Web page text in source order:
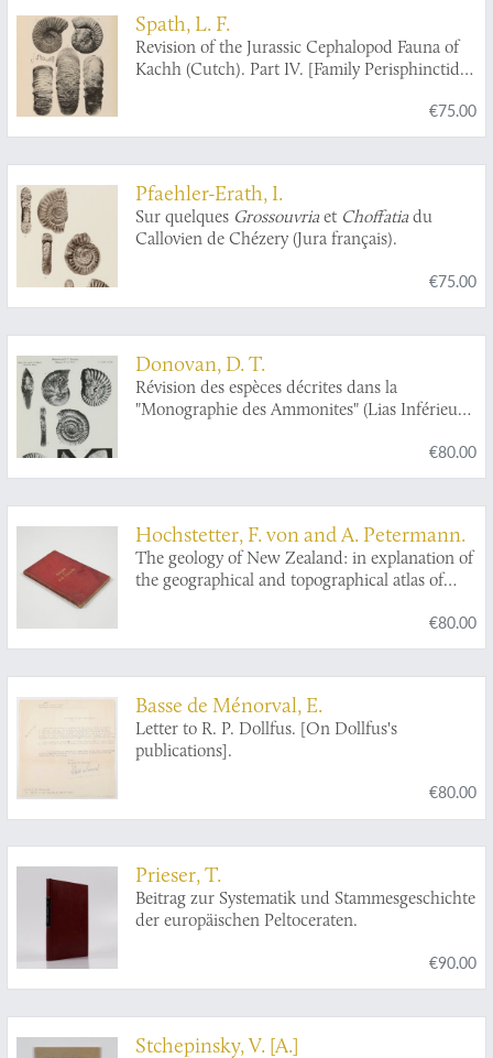
Spath, L. F.
Revision of the Jurassic Cephalopod Fauna of
Kachh (Cutch). Part IV. [Family Perisphinctidae
€75.00
Pfaehler-Erath, I.
Sur quelques Grossouvriaet Choffatiadu
Callovien de Chézery (Jura français).
€75.00
Donovan, D. T.
Révision des espèces décrites dans la
"Monographie des Ammonites" (Lias Inférieur)
€80.00
Hochstetter, F. von and A. Petermann.
The geology of New Zealand: in explanation of
the geographical and topographical atlas of
Publications of the Novara Expedition.
€80.00
Basse de Ménorval, E.
Letter to R. P. Dollfus. [On Dollfus's
publications].
€80.00
Prieser, T.
Beitrag zur Systematik und Stammesgeschichte
der europäischen Peltoceraten.
€90.00
Stchepinsky, V. [A.]